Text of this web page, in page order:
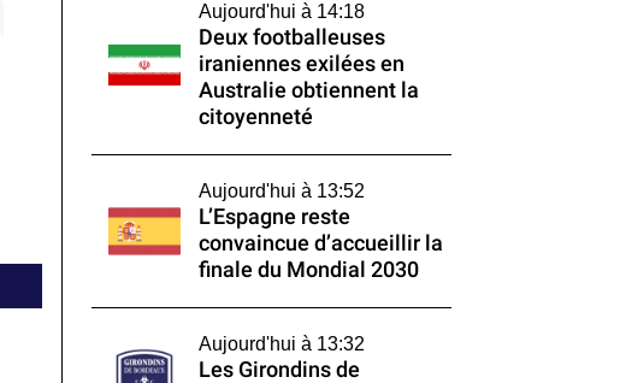
Aujourd'hui à 14:18
Deux footballeuses
iraniennes exilées en
Australie obtiennent la
citoyenneté
Aujourd'hui à 13:52
L’Espagne reste
convaincue d’accueillir la
finale du Mondial 2030
Aujourd'hui à 13:32
Les Girondins de